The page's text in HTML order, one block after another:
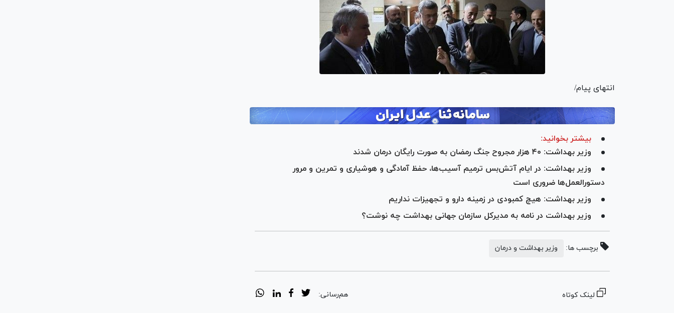
انتهای پیام/
بیشتر بخوانید:
وزیر بهداشت: ۴۰ هزار مجروح جنگ رمضان به صورت رایگان درمان شدند
وزیر بهداشت: در ایام آتش‌بس ترمیم آسیب‌ها، حفظ آمادگی و هوشیاری و تمرین و مرور
دستورالعمل‌ها ضروری است
وزیر بهداشت: هیچ کمبودی در زمینه دارو و تجهیزات نداریم
وزیر بهداشت در نامه به مدیرکل سازمان جهانی بهداشت چه نوشت؟
برچسب ها: وزیر بهداشت و درمان
لینک کوتاه هم‌رسانی: